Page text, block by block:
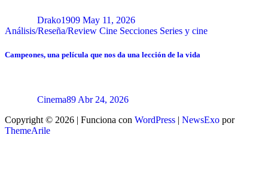
Drako1909 May 11, 2026
Análisis/Reseña/Review Cine Secciones Series y cine
Campeones, una película que nos da una lección de la vida
Cinema89 Abr 24, 2026
Copyright © 2026 | Funciona con WordPress | NewsExo por
ThemeArile